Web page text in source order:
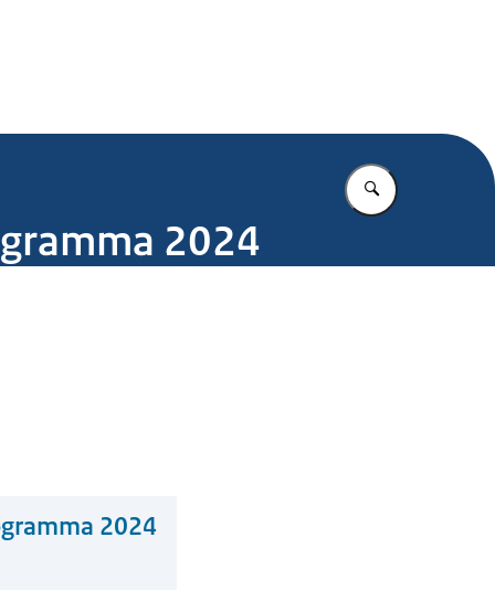
Vul in wat u
2024
2024